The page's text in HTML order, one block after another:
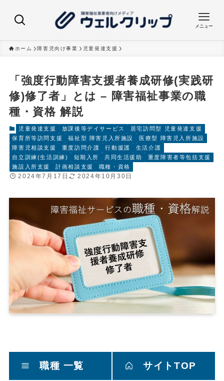
メニュー
ホーム 障害児向け事業 児童発達支援
「強度行動障害支援者養成研修(実践研
修)修了者」とは – 障害福祉事業の職
種・資格 解説
児童発達支援 放課後等デイサービス
居宅訪問型 児童発達支援
保育所等訪問支援
福祉型 障害児入所施設
医療型 障害児入所施設
障害児相談支援
重度訪問介護 行動援護
生活介護
自立訓練(生活訓練)
短期入所 共同生活援助
重度障害者等包括支援
施設入所支援
計画相談支援 職種・資格
2024年7月17日 2024年10月30日
職種 一覧 サイトTOP